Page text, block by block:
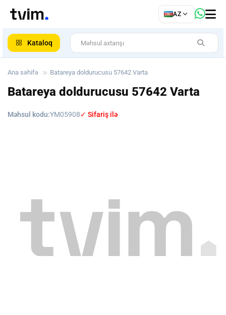
AZ
Kataloq
Ana səhifə Batareya doldurucusu 57642 Varta
Batareya doldurucusu 57642 Varta
Məhsul kodu:YM05908✓ Sifariş ilə